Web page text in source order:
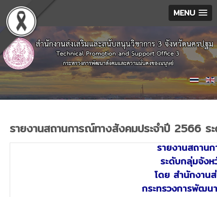
MENU
รายงานสถานการณ์ทางสังคมประจำปี 2566 ร
รายงานสถาน
ระดับกลุ่มจัง
โดย สำนักงาน
กระทรวงการพัฒน